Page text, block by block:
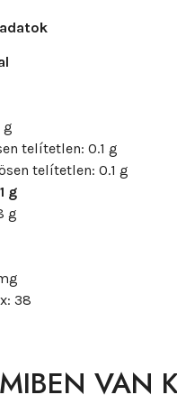
g
telítetlen: 0.1 g
telítetlen: 0.1 g
g
g
38
VAN